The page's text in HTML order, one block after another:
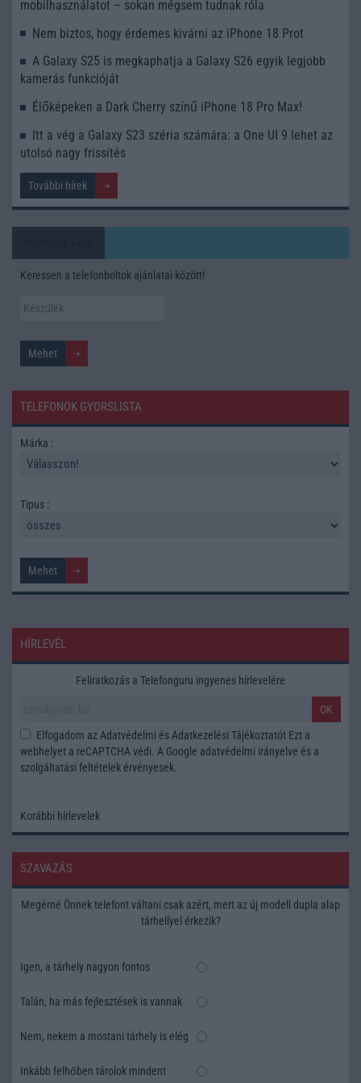
mobilhasználatot – sokan mégsem tudnak róla
Nem biztos, hogy érdemes kivárni az iPhone 18 Prot
A Galaxy S25 is megkaphatja a Galaxy S26 egyik legjobb
kamerás funkcióját
Élőképeken a Dark Cherry színű iPhone 18 Pro Max!
Itt a vég a Galaxy S23 széria számára: a One UI 9 lehet az
utolsó nagy frissítés
További hírek
Keressen a telefonboltok ajánlatai között!
TELEFONOK GYORSLISTA
Márka :
Tipus :
HÍRLEVÉL
Feliratkozás a Telefonguru ingyenes hírlevelére
OK
Elfogadom azAdatvédelmi és Adatkezelési Tájékoztatót Ezt a
webhelyet a reCAPTCHA védi. A Google adatvédelmi irányelve és a
szolgáltatási feltételek érvényesek.
Korábbi hírlevelek
SZAVAZÁS
Megérné Önnek telefont váltani csak azért, mert az új modell dupla alap
tárhellyel érkezik?
Igen, a tárhely nagyon fontos
Talán, ha más fejlesztések is vannak
Nem, nekem a mostani tárhely is elég
Inkább felhőben tárolok mindent